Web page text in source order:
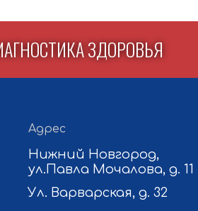
ДИАГНОСТИКА ЗДОРОВЬЯ
Адрес
Ул. Варварская, д. 32
Нижний Новгород,
ул.Павла Мочалова, д. 11